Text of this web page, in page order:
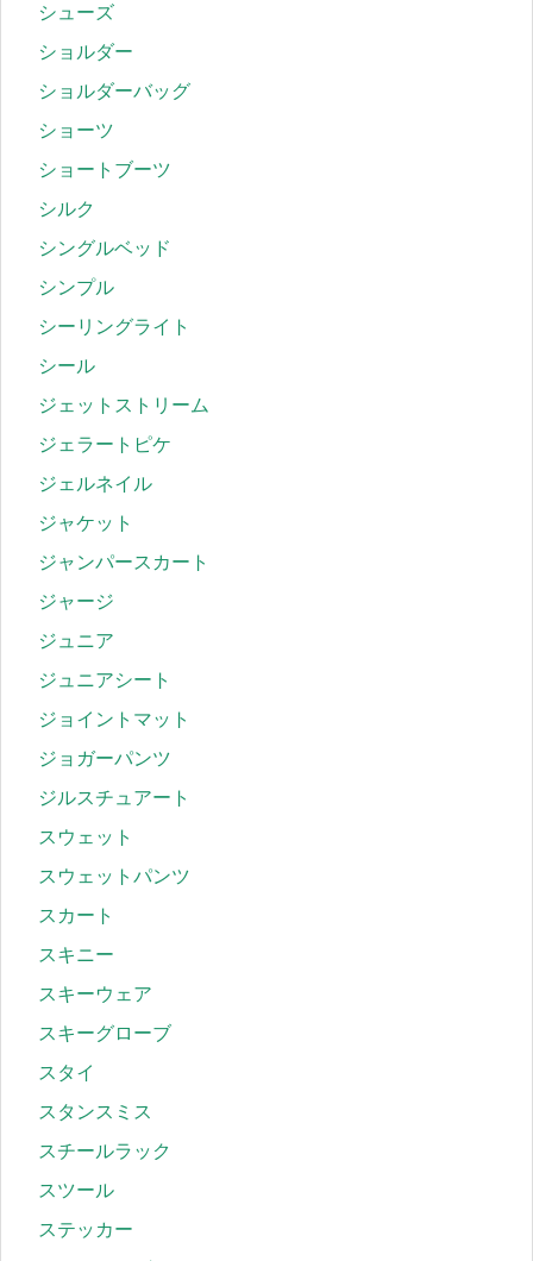
シューズ
ショルダー
ショルダーバッグ
ショーツ
ショートブーツ
シルク
シングルベッド
シンプル
シーリングライト
シール
ジェットストリーム
ジェラートピケ
ジェルネイル
ジャケット
ジャンパースカート
ジャージ
ジュニア
ジュニアシート
ジョイントマット
ジョガーパンツ
ジルスチュアート
スウェット
スウェットパンツ
スカート
スキニー
スキーウェア
スキーグローブ
スタイ
スタンスミス
スチールラック
スツール
ステッカー